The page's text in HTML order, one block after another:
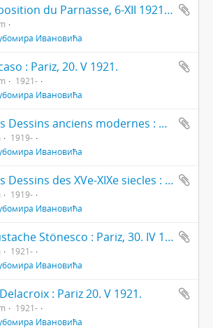
Troisieme exposition du Parnasse, 6-XII 1921 - 20 .I 1922.
Ивановића
: Pariz, 20. V 1921.
1921-
Ивановића
Cataloque des Dessins anciens modernes : Paris, 1919.
1919-
Ивановића
Cataloque des Dessins des XVe-XIXe siecles : Paris, 1919.
1919-
Ивановића
Exposition Eustache Stönesco : Pariz, 30. IV 1921.
1921-
Ивановића
: Pariz 20. V 1921.
1921-
Ивановића